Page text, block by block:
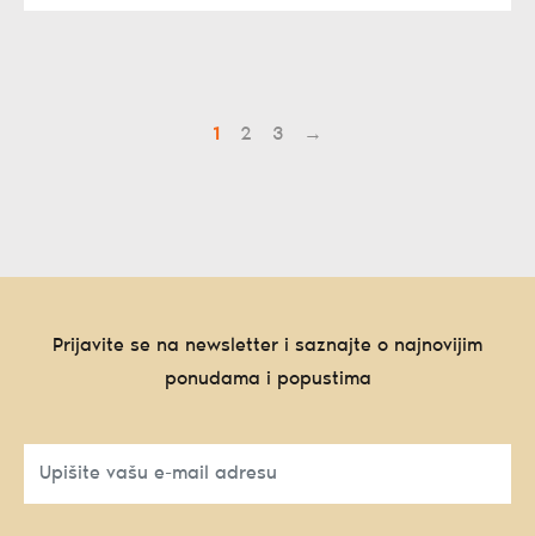
1 2 3 →
Prijavite se na newsletter i saznajte o najnovijim
ponudama i popustima